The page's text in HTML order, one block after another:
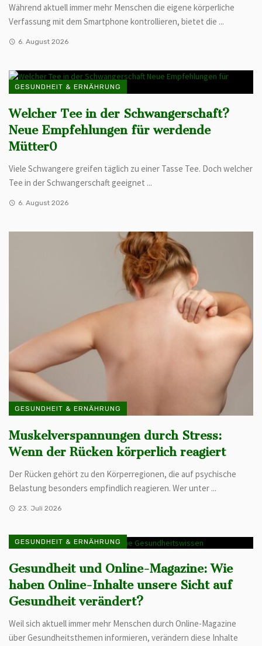
Während aktuell immer mehr Menschen die eigene körperliche
Verfassung mit dem Smartphone kontrollieren, bietet die ...
6. August 2026
GESUNDHEIT & ERNÄHRUNG
Welcher Tee in der Schwangerschaft?
Neue Empfehlungen für werdende
Mütter0
Viele Schwangere greifen täglich zu einer Tasse Tee. Doch welcher
Tee in der Schwangerschaft geeignet ...
6. August 2026
GESUNDHEIT & ERNÄHRUNG
Muskelverspannungen durch Stress:
Wenn der Rücken körperlich reagiert
Der Rücken gehört zu den Körperregionen, die auf psychische
Belastung besonders empfindlich reagieren. Wer unter ...
23. Juli 2026
GESUNDHEIT & ERNÄHRUNG
Gesundheit und Online-Magazine: Wie
haben Online-Inhalte unsere Sicht auf
Gesundheit verändert?
Weil sich aktuell immer mehr Menschen durch Online-Magazine
über Gesundheitsthemen informieren, verändern diese Inhalte